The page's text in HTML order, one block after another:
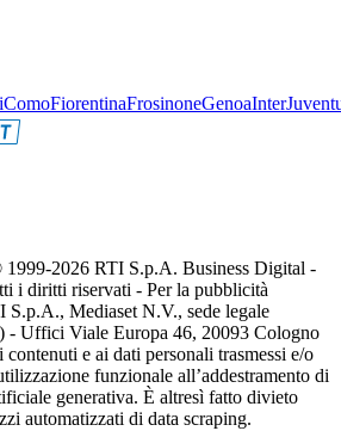
ComoFiorentinaFrosinoneGenoaInter
1999-2026 RTI S.p.A. Business Digital -
i diritti riservati - Per la pubblicità
Mediaset N.V., sede legale
- Uffici Viale Europa 46, 20093 Cologno
contenuti e ai dati personali trasmessi e/o
funzionale all’addestramento di
generativa. È altresì fatto divieto
automatizzati di data scraping.